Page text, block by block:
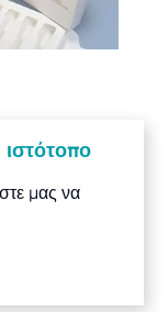
μας να